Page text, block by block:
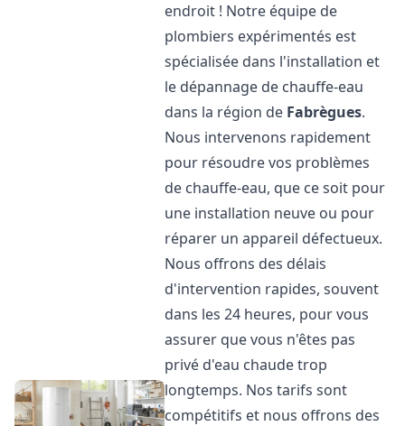
endroit ! Notre équipe de
plombiers expérimentés est
spécialisée dans l'installation et
le dépannage de chauffe-eau
dans la région de Fabrègues.
Nous intervenons rapidement
pour résoudre vos problèmes
de chauffe-eau, que ce soit pour
une installation neuve ou pour
réparer un appareil défectueux.
Nous offrons des délais
d'intervention rapides, souvent
dans les 24 heures, pour vous
assurer que vous n'êtes pas
privé d'eau chaude trop
longtemps. Nos tarifs sont
compétitifs et nous offrons des